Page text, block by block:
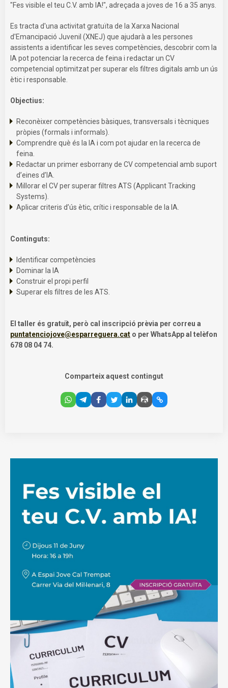
"Fes visible el teu C.V. amb IA!", adreçada a joves de 16 a 35 anys.
Es tracta d'una activitat gratuïta de la Xarxa Nacional
d'Emancipació Juvenil (XNEJ) que ajudarà a les persones
assistents a identificar les seves competències, descobrir com la
IA pot potenciar la recerca de feina i redactar un CV
competencial optimitzat per superar els filtres digitals amb un ús
ètic i responsable.
Objectius:
Reconèixer competències bàsiques, transversals i tècniques
pròpies (formals i informals).
Comprendre què és la IA i com pot ajudar en la recerca de
feina.
Redactar un primer esborrany de CV competencial amb suport
d’eines d’IA.
Millorar el CV per superar filtres ATS (Applicant Tracking
Systems).
Aplicar criteris d’ús ètic, crític i responsable de la IA.
Continguts:
Identificar competències
Dominar la IA
Construir el propi perfil
Superar els filtres de les ATS.
El taller és gratuït, però cal inscripció prèvia per correu a
puntatenciojove@esparreguera.cat o per WhatsApp al telèfon
678 08 04 74.
Comparteix aquest contingut